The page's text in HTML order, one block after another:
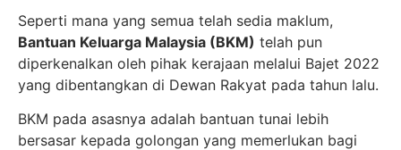
Seperti mana yang semua telah sedia maklum,
Bantuan Keluarga Malaysia (BKM) telah pun
diperkenalkan oleh pihak kerajaan melalui Bajet 2022
yang dibentangkan di Dewan Rakyat pada tahun lalu.
BKM pada asasnya adalah bantuan tunai lebih
bersasar kepada golongan yang memerlukan bagi